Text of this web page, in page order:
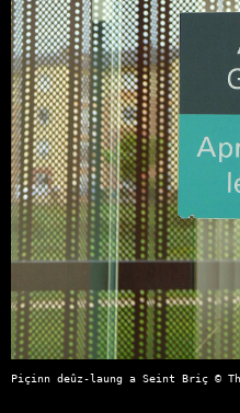
Piçinn deûz-laung a Seint Briç ©